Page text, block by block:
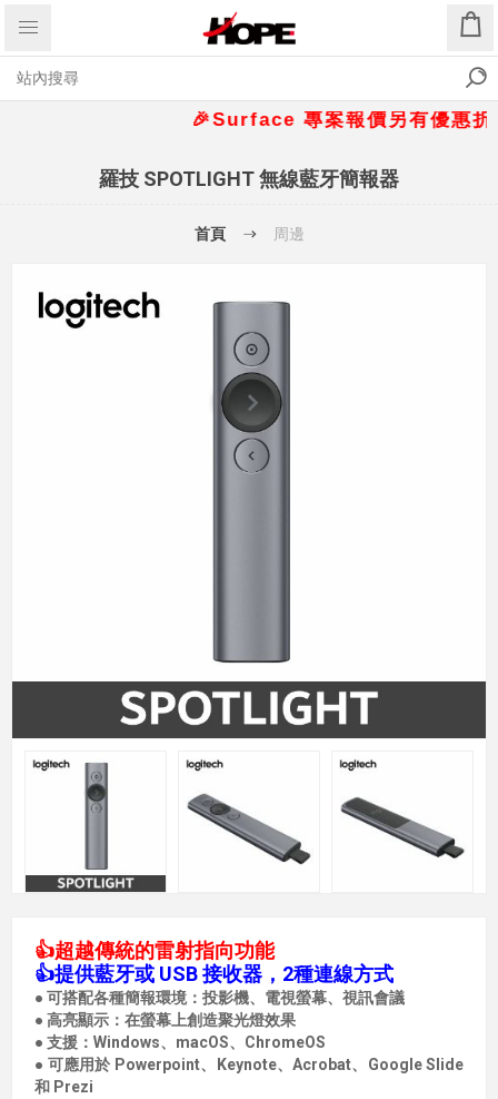
🎉Surface 專案報價另有優惠折扣
羅技 SPOTLIGHT 無線藍牙簡報器
首頁 周邊
👍超越傳統的雷射指向功能
👍提供藍牙或 USB 接收器，2種連線方式
● 可搭配各種簡報環境：投影機、電視螢幕、視訊會議
● 高亮顯示：在螢幕上創造聚光燈效果
● 支援：Windows、macOS、ChromeOS
● 可應用於 Powerpoint、Keynote、Acrobat、Google Slide
和 Prezi